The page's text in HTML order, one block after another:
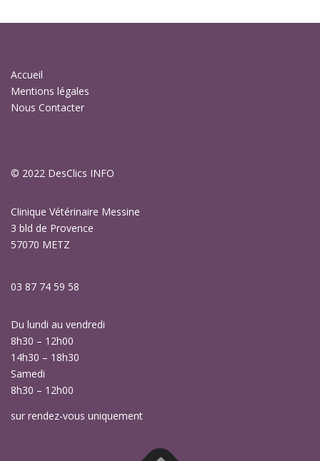
Accueil
Mentions légales
Nous Contacter
© 2022 DesClics INFO
Clinique Vétérinaire Messine
3 bld de Provence
57070 METZ
03 87 74 59 58
Du lundi au vendredi
8h30 – 12h00
14h30 – 18h30
Samedi
8h30 – 12h00
sur rendez-vous uniquement